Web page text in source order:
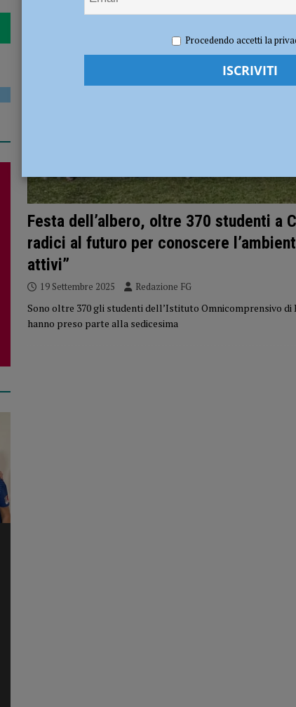
asili nido, Tagliaferri (FdI): “Verificare subito la situazione nella provincia di
Festa dell’albero, oltre 370 studenti a
radici al futuro per conoscere
attivi”
19 Settembre 2025 Redazione FG
Sono oltre 370 gli studenti dell’Istituto Omnicomprensivo di
hanno preso parte alla sedicesima
Procedendo accetti la